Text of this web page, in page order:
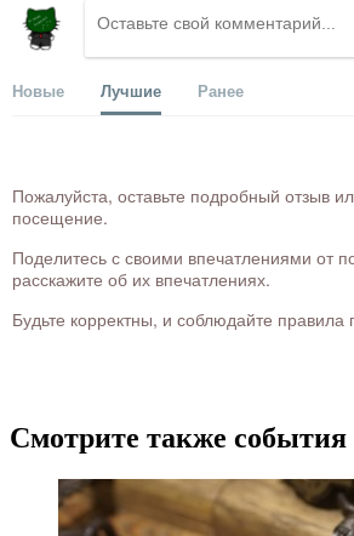
Новые Лучшие Ранее
Пожалуйста, оставьте подробный отзыв
посещение.
Поделитесь с своими впечатлениями от
расскажите об их впечатлениях.
Будьте корректны, и соблюдайте правила
Смотрите также события